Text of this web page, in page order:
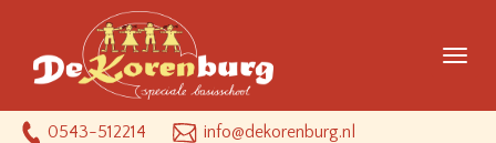
Menu
0543-512214 info@dekorenburg.nl